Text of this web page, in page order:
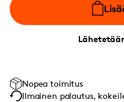
Nopea toimitus
Ilmainen palautus,